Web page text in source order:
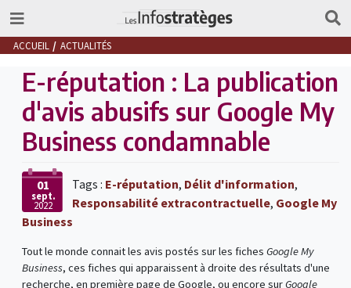
ACCUEIL ACTUALITÉS
E-réputation : La publication
d'avis abusifs sur Google My
Business condamnable
01
sept.
2022
Tags : E-réputation, Délit d'information,
Responsabilité extracontractuelle, Google My
Business
Tout le monde connait les avis postés sur les fiches Google My
Business, ces fiches qui apparaissent à droite des résultats d'une
recherche, en première page de Google, ou encore surGoogle